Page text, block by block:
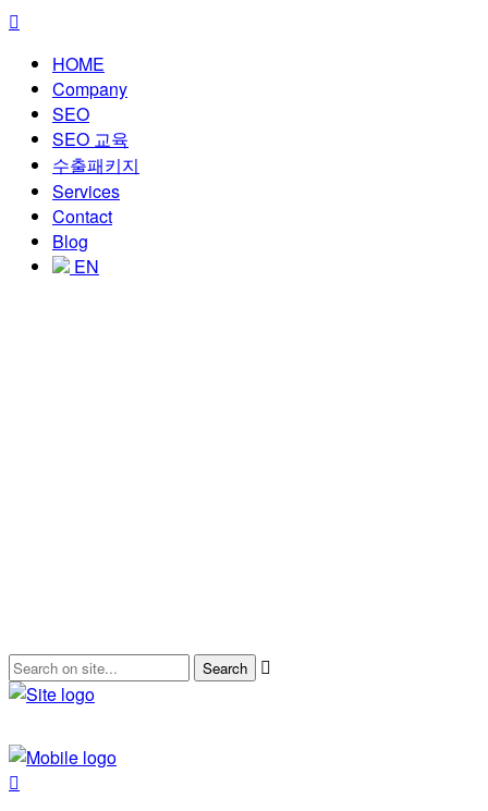
HOME
Company
SEO
SEO 교육
수출패키지
Services
Contact
Blog
EN